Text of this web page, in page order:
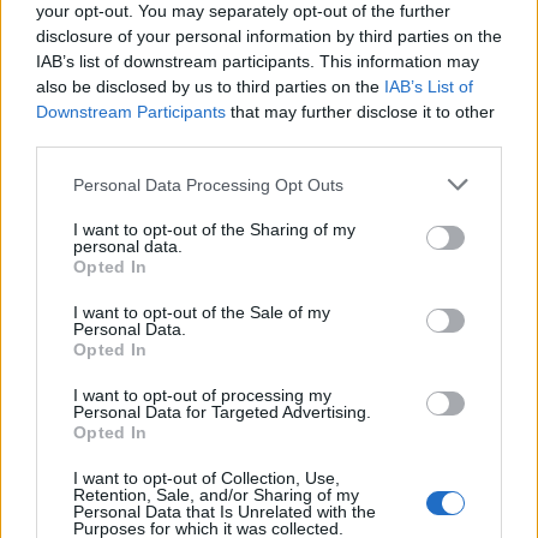
your opt-out. You may separately opt-out of the further
disclosure of your personal information by third parties on the
IAB’s list of downstream participants. This information may
also be disclosed by us to third parties on the IAB’s List of
Downstream Participants that may further disclose it to other
Personal Data Processing Opt Outs
I want to opt-out of the Sharing of my
personal data.
Opted In
I want to opt-out of the Sale of my
Personal Data.
Opted In
I want to opt-out of processing my
Personal Data for Targeted Advertising.
Opted In
I want to opt-out of Collection, Use,
Retention, Sale, and/or Sharing of my
Personal Data that Is Unrelated with the
Purposes for which it was collected.
Ισπανία – Ιταλία: Κλιμακώνεται η αντιπαράθεση για
το μεταναστευτικό με αμοιβαίους συνοριακούς
ελέγχους
09/08/2026 - 10:29 ΚΟΣΜΟΣ
Θεσσαλονίκη
09/08/2026 - 10:03 ΠΟΛΙΤΙΚΗ
Κορυφώνεται η έξοδος του Αυγούστου – Πάνω από
λιμάνια της Αττικής
08/08/2026 - 14:30
Δυτική Αττική: Η επόμενη ημέρα μετά τις πυρκαγιές
– Τα έργα Antinero και η «μάχη» πριν από τις
βροχές
08/08/2026 - 14:08 ΕΛΛΑΔΑ